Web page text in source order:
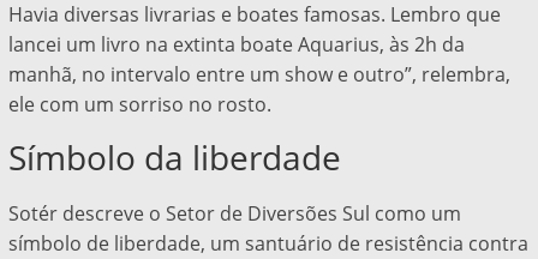
Havia diversas livrarias e boates famosas. Lembro que
lancei um livro na extinta boate Aquarius, às 2h da
manhã, no intervalo entre um show e outro”, relembra,
ele com um sorriso no rosto.
Símbolo da liberdade
Sotér descreve o Setor de Diversões Sul como um
símbolo de liberdade, um santuário de resistência contra